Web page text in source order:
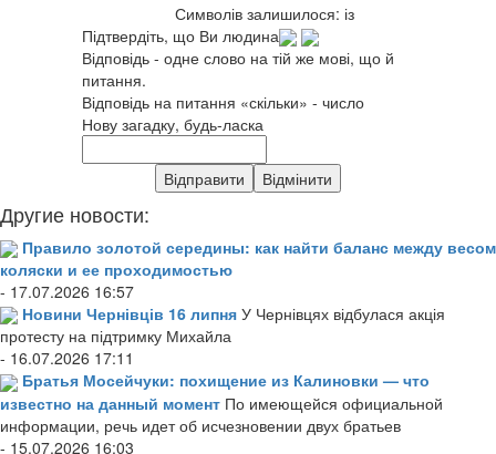
Символів залишилося: із
Підтвердіть, що Ви людина
Відповідь - одне слово на тій же мові, що й
питання.
Відповідь на питання «скільки» - число
Нову загадку, будь-ласка
Другие новости:
Правило золотой середины: как найти баланс между весом
коляски и ее проходимостью
- 17.07.2026 16:57
Новини Чернівців 16 липня У Чернівцях відбулася акція
протесту на підтримку Михайла
- 16.07.2026 17:11
Братья Мосейчуки: похищение из Калиновки — что
известно на данный момент По имеющейся официальной
информации, речь идет об исчезновении двух братьев
- 15.07.2026 16:03